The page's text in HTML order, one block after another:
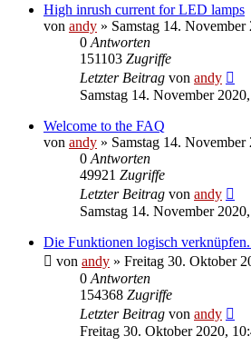
High inrush current for LED lamps
von andy » Samstag 14.
0 Antworten
151103 Zugriffe
Letzter Beitrag von andy
Samstag 14. November
Welcome to the FAQ
von andy » Samstag 14.
0 Antworten
49921 Zugriffe
Letzter Beitrag von andy
Samstag 14. November
Die Funktionen logisch
von andy » Freitag 30. Oktober
0 Antworten
154368 Zugriffe
Letzter Beitrag von andy
Freitag 30. Oktober 2020,